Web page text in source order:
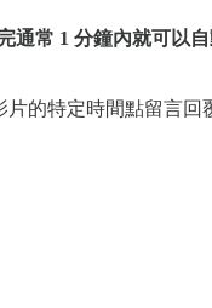
常 1 分鐘內就可以
的特定時間點留言回